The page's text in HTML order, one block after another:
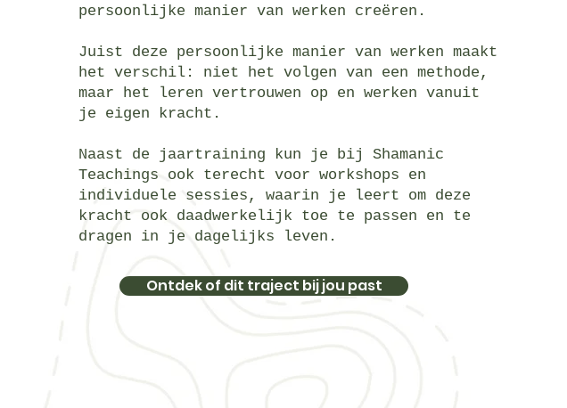
persoonlijke manier van werken creëren.
Juist deze persoonlijke manier van werken maakt
het verschil: niet het volgen van een methode,
maar het leren vertrouwen op en werken vanuit
je eigen kracht.
Naast de jaartraining kun je bij Shamanic
Teachings ook terecht voor workshops en
individuele sessies, waarin je leert om deze
kracht ook daadwerkelijk toe te passen en te
dragen in je dagelijks leven.
Ontdek of dit traject bij jou past